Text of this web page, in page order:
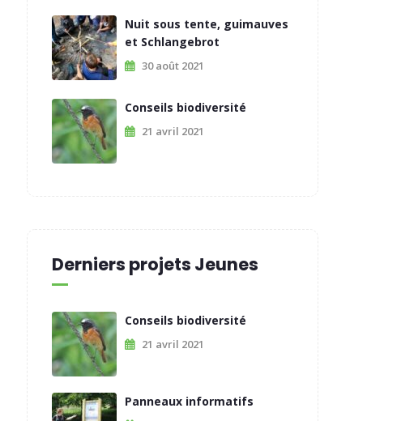
Nuit sous tente, guimauves
et Schlangebrot
30 août 2021
Conseils biodiversité
21 avril 2021
Derniers projets Jeunes
Conseils biodiversité
21 avril 2021
Panneaux informatifs